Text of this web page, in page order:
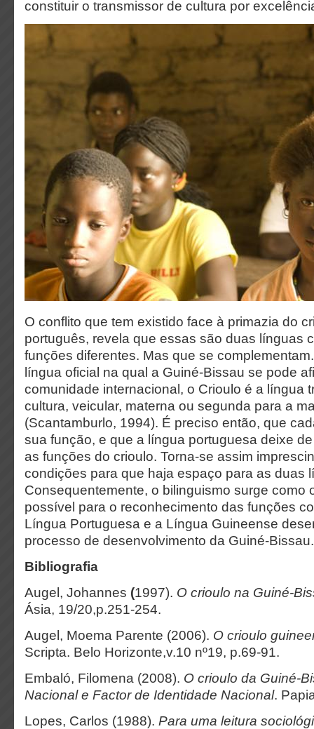
constituir o transmissor de cultura por
O conflito que tem existido face à primazia do
português, revela que essas são duas línguas
funções diferentes. Mas que se
língua oficial na qual a Guiné-Bissau se pode
comunidade internacional, o Crioulo é a língua
cultura, veicular, materna ou segunda para a
(Scantamburlo, 1994). É preciso então, que
sua função, e que a língua portuguesa deixe
as funções do crioulo. Torna-se assim
condições para que haja espaço para as duas
Consequentemente, o bilinguismo surge como
possível para o reconhecimento das funções
Língua Portuguesa e a Língua Guineense
processo de desenvolvimento da Guiné-
Bibliografia
Augel, Johannes (1997). O crioulo na Guiné-
Ásia, 19/20,p.251-254.
Augel, Moema Parente (2006). O crioulo
Scripta. Belo Horizonte,v.10 nº19, p.69-91.
Embaló, Filomena (2008). O crioulo da Guiné-
Nacional e Factor de Identidade Nacional.
Lopes, Carlos (1988). Para uma leitura